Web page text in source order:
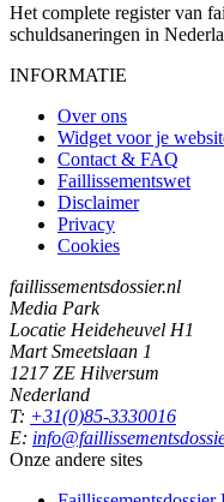
Het complete register van
schuldsaneringen in
INFORMATIE
Over ons
Widget voor je
Contact & FAQ
Faillissementswet
Disclaimer
Privacy
Cookies
faillissementsdossier.nl
Media Park
Locatie Heideheuvel H1
Mart Smeetslaan 1
1217 ZE Hilversum
Nederland
T: +31(0)85-3330016
E:
Onze andere sites